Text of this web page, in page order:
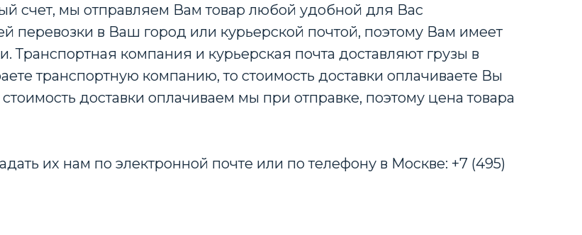
счет, мы отправляем Вам товар любой удобной для Вас
перевозки в Ваш город или курьерской почтой, поэтому Вам имеет
Транспортная компания и курьерская почта доставляют грузы в
транспортную компанию, то стоимость доставки оплачиваете Вы
доставки оплачиваем мы при отправке, поэтому цена товара
их нам по электронной почте или по телефону в Москве: +7 (495)